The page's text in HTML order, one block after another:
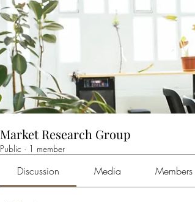
Market Research Group
Public · 1 member
Discussion Media Members